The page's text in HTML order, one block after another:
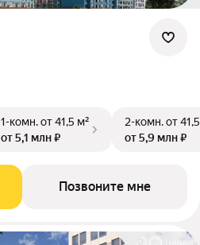
1-комн.от 41,5 м²
от 5,1 млн ₽
2-комн.от
от 5,9 млн ₽
Позвоните мне